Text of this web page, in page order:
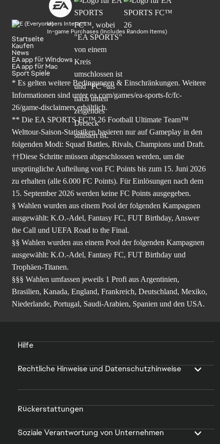
Users Interact
In-game Purchases (Includes Random Items)
Startseite
Kaufen
News
EA app für Windows
EA app für Mac
Sport Spiele
* Es gelten weitere Bedingungen & Einschränkungen. Weitere
Informationen sind unterea.com/games/ea-sports-fc/fc-
26/game-disclaimers erhältlich.
** Die EA SPORTS FC™ 26 Football Ultimate Team™
Welttour-Saison-Statistiken basieren nur auf Gameplay in den
folgenden Modi: Squad Battles, Rivals, Champions und Draft.
††Diese Schritte müssen abgeschlossen werden, um die
ursprüngliche Aufteilung von FC Points bis zum 15. Juni 2026
zu erhalten (alle 6.000 FC Points). Für Einlösungen nach dem
15. September 2026 werden keine FC Points ausgegeben.
§ Wahlen wurden aus einem Pool der folgenden Kampagnen
ausgewählt: K.O.-Adel, Fantasy FC, FUT Birthday, Answer
the Call und UEFA Road to the Final.
§§ Wahlen wurden aus einem Pool der folgenden Kampagnen
ausgewählt: K.O.-Adel, Fantasy FC, FUT Birthday und
Trophäen-Titanen.
§§§ Wahlen umfassen jeweils 1 Profi aus Argentinien,
Brasilien, Kanada, England, Frankreich, Deutschland, Mexiko,
Niederlande, Portugal, Saudi-Arabien, Spanien und den USA.
Hilfe
Rechtliche Hinweise und Datenschutzhinweise
Rückerstattungen
Soziale Verantwortung von Unternehmen